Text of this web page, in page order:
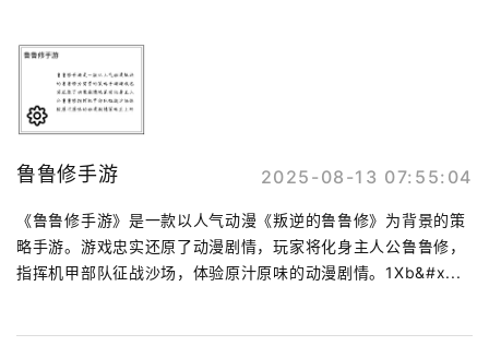
鲁鲁修手游 2025-08-13 07:55:04
《鲁鲁修手游》是一款以人气动漫《叛逆的鲁鲁修》为背景的策
略手游。游戏忠实还原了动漫剧情，玩家将化身主人公鲁鲁修，
指挥机甲部队征战沙场，体验原汁原味的动漫剧情。1Xb&#x...